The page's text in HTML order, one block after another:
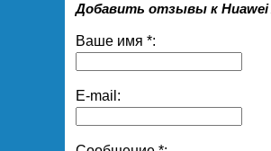
Добавить отзывы к Huawei
Ваше имя *:
E-mail: